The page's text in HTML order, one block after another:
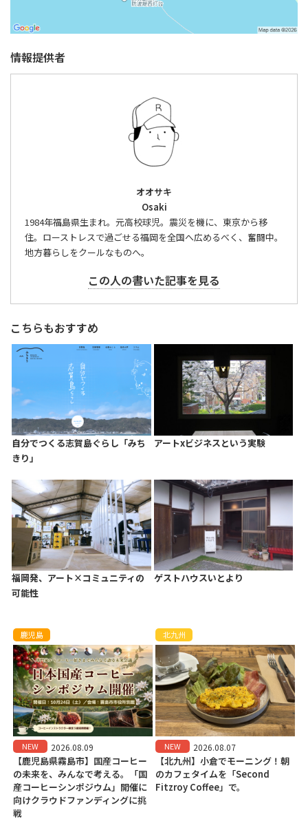
情報提供者
オオサキ
Osaki
1984年福島県生まれ。元高校球児。震災を機に、東京から移
住。ローストレスで過ごせる福岡を全国へ広めるべく、奮闘中。
地方暮らしをクールなものへ。
この人の書いた記事を見る
こちらもおすすめ
自分でつくる志賀島ぐらし「みち
きり」
アートxビジネスという実験
福岡発、アート×コミュニティの
可能性
ゲストハウスいとより
鹿児島
NEW 2026.08.09
【鹿児島県霧島市】国産コーヒー
の未来を、みんなで考える。「国
産コーヒーシンポジウム」開催に
向けクラウドファンディングに挑
戦
北九州
NEW 2026.08.07
【北九州】小倉でモーニング！朝
のカフェタイムを「Second
Fitzroy Coffee」で。